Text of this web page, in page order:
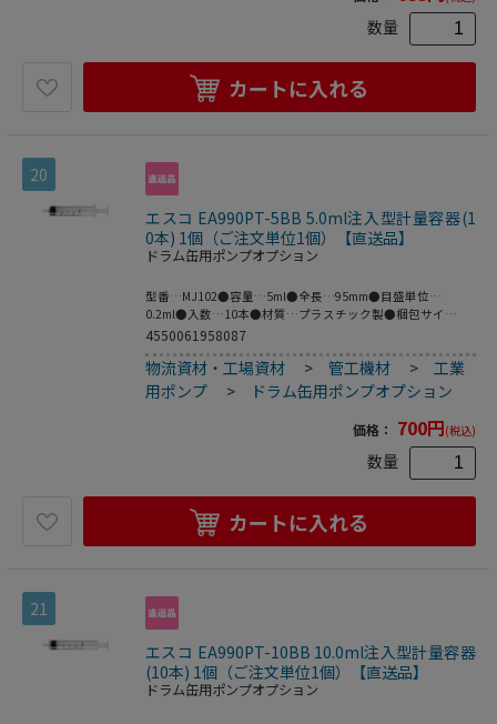
数量
カートに入れる
20
エスコ EA990PT-5BB 5.0ml注入型計量容器(1
0本) 1個（ご注文単位1個）【直送品】
ドラム缶用ポンプオプション
型番…MJ102●容量…5ml●全長…95mm●目盛単位…
0.2ml●入数…10本●材質…プラスチック製●梱包サイ
ズ:207×242×57●梱包重量66g
4550061958087
物流資材・工場資材 >管工機材 > 工業
用ポンプ
> ドラム缶用ポンプオプション
価格： 700円(税込)
数量
カートに入れる
21
エスコ EA990PT-10BB 10.0ml注入型計量容器
(10本) 1個（ご注文単位1個）【直送品】
ドラム缶用ポンプオプション